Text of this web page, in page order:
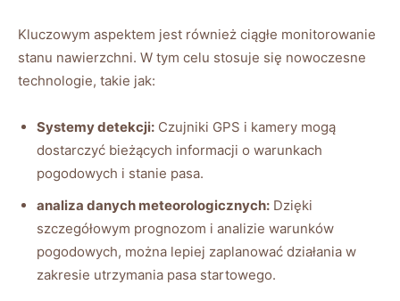
Kluczowym aspektem jest również ciągłe⁢ monitorowanie
stanu nawierzchni. ⁣W tym celu stosuje się ⁢nowoczesne
technologie, takie jak:
Systemy detekcji: Czujniki GPS i kamery mogą
‌dostarczyć bieżących informacji o warunkach
pogodowych⁢ i stanie pasa.
analiza danych meteorologicznych: ⁢Dzięki
szczegółowym prognozom i analizie warunków
pogodowych, można lepiej zaplanować działania w
zakresie utrzymania pasa startowego.